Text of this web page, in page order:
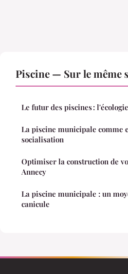
Piscine — Sur le même
Le futur des piscines :
La piscine municipale comme
socialisation
Optimiser la construction de
Annecy
La piscine municipale : un
canicule